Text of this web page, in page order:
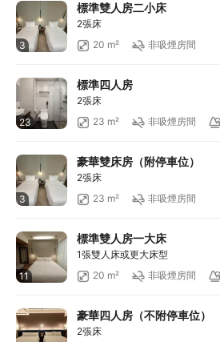
3
標準雙人房二小床
2張床
20 m²
非吸煙房間
23
標準四人房
2張床
23 m²
非吸煙房間
3
豪華雙床房（附停車位）
2張床
23 m²
非吸煙房間
11
標準雙人房一大床
1張雙人床或更大床型
20 m²
非吸煙房間
豪華四人房（不附停車位）
2張床